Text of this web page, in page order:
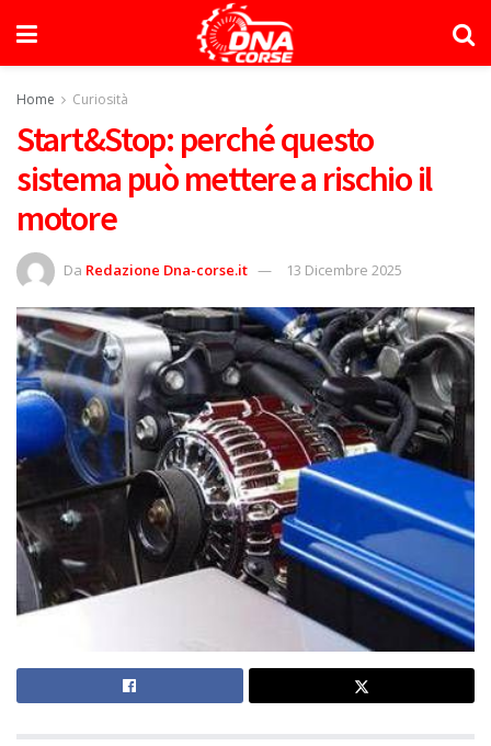
Home Curiosità
Start&Stop: perché questo
sistema può mettere a rischio il
motore
Da Redazione Dna-corse.it 13 Dicembre 2025